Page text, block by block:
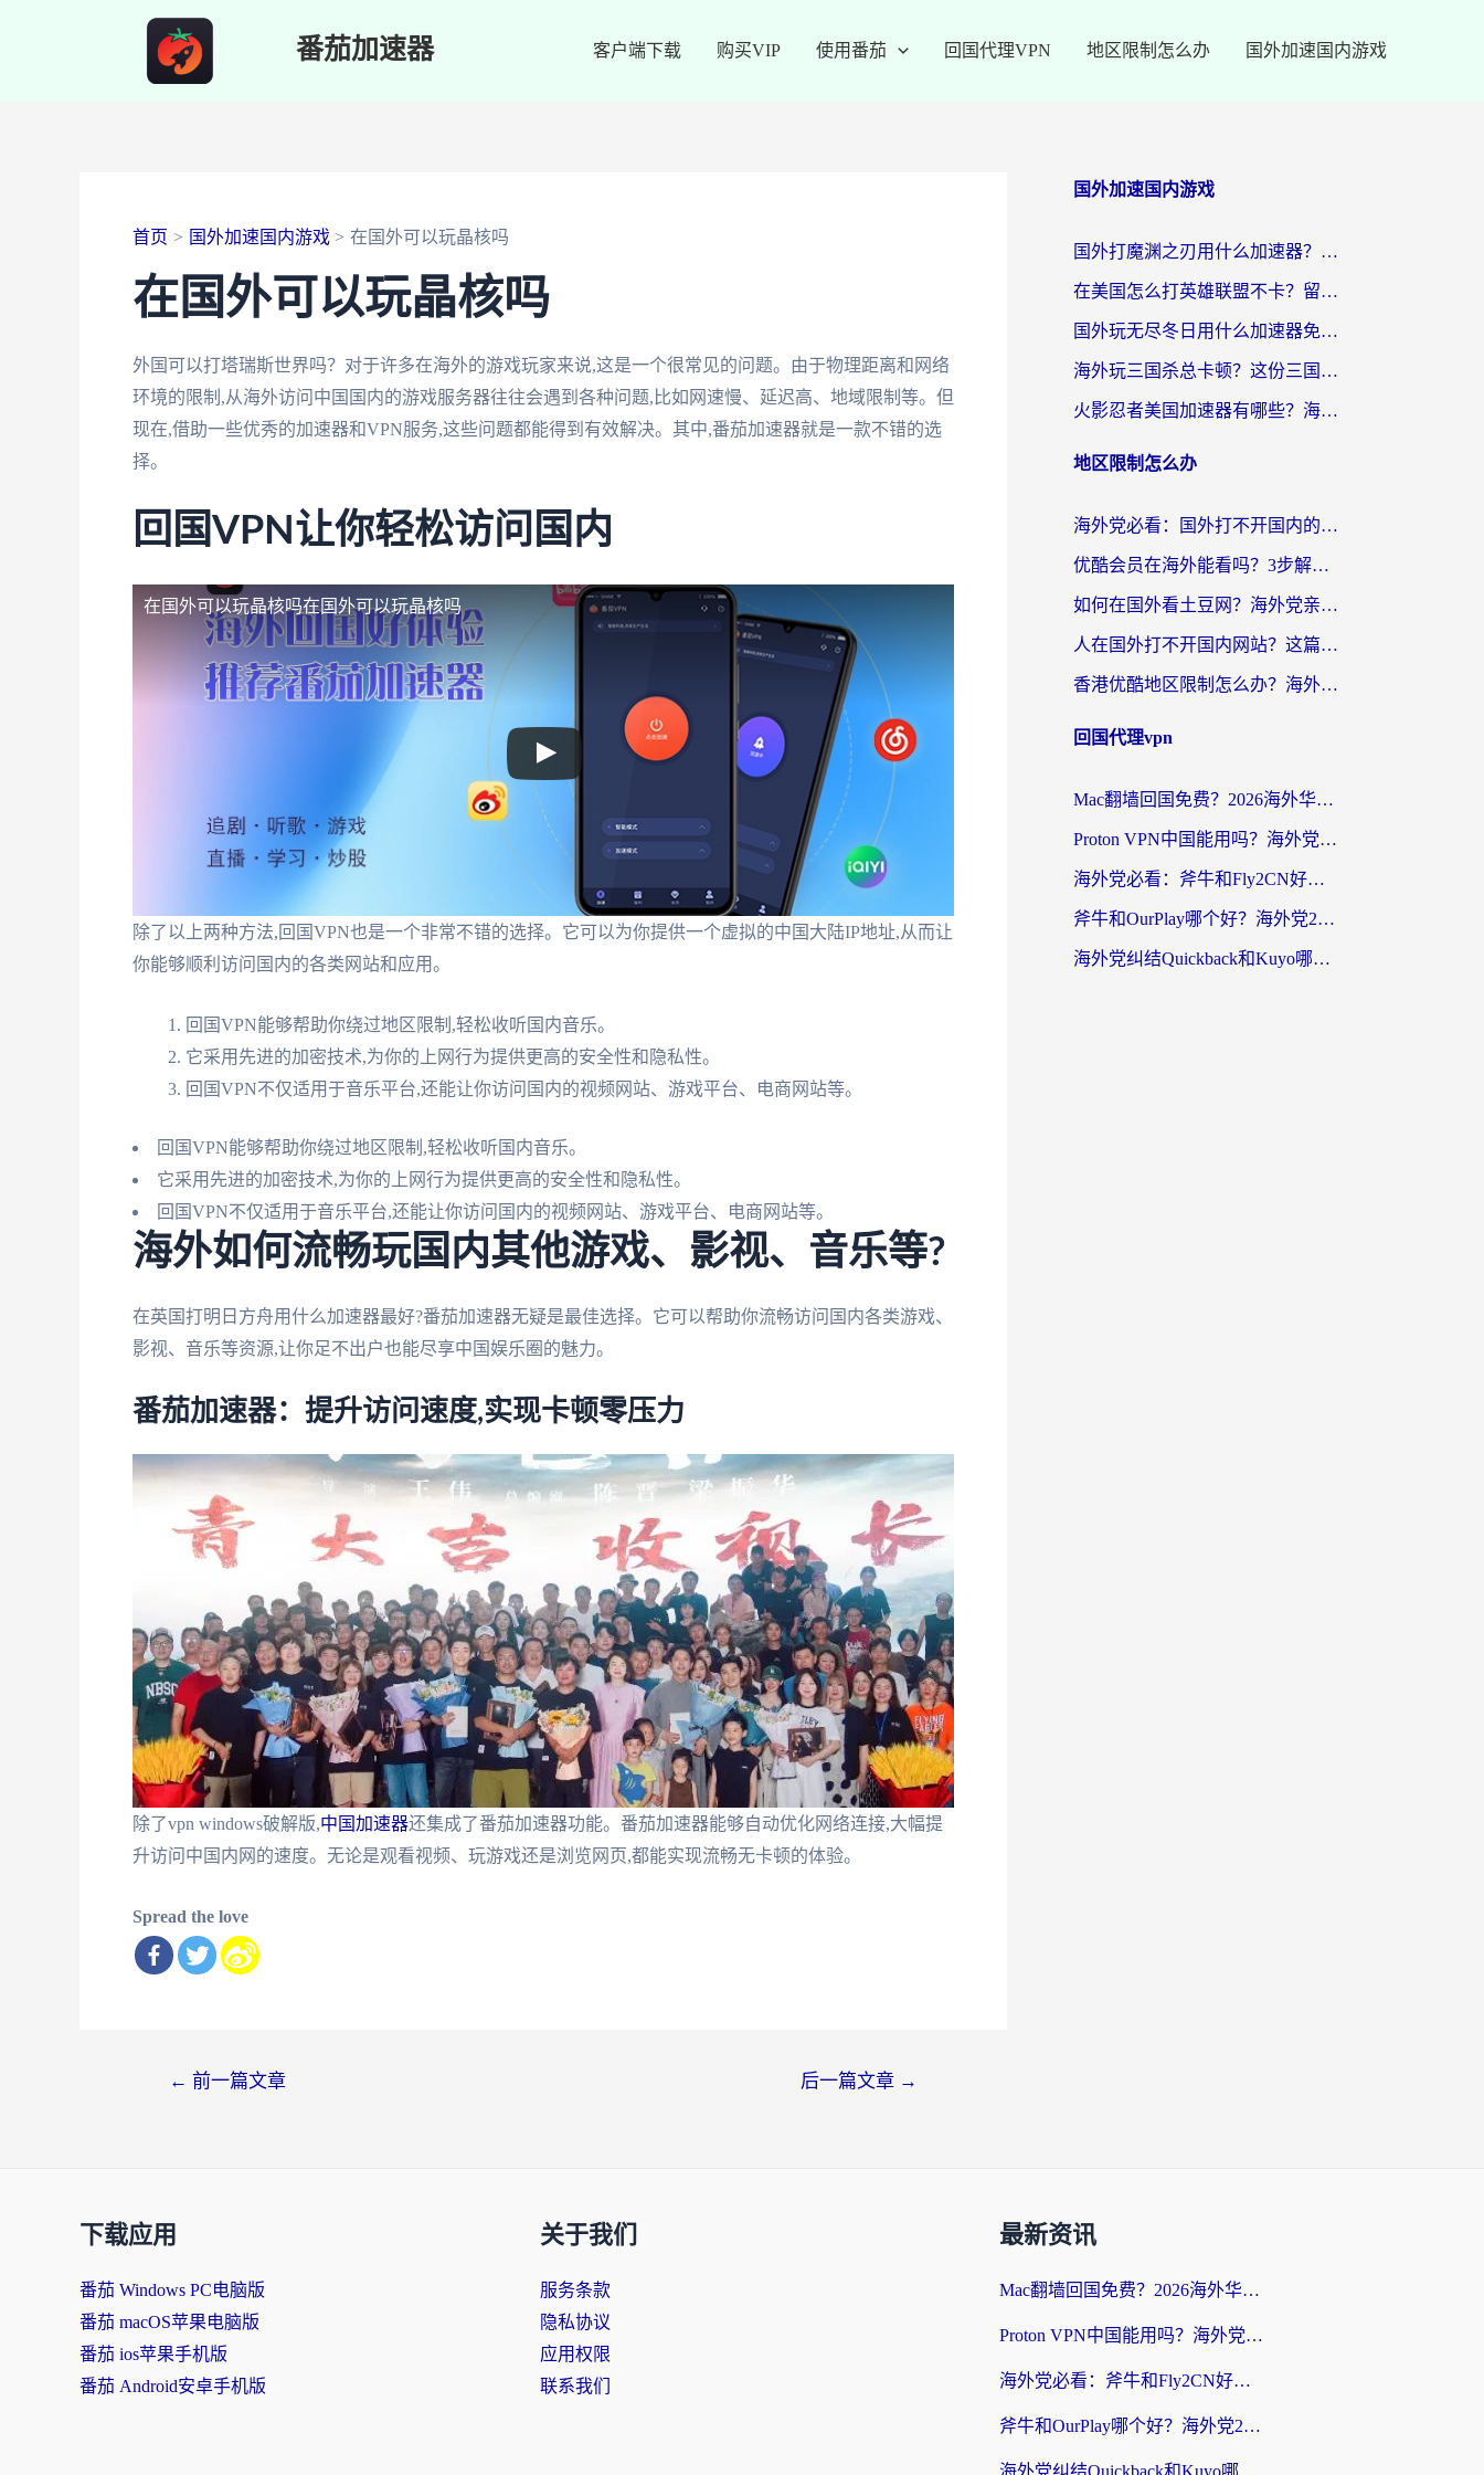
番茄加速器 客户端下载 购买VIP 使用番茄 回国代理VPN 地区限制怎么办 国外加速国内游戏
首页 国外加速国内游戏 在国外可以玩晶核吗
在国外可以玩晶核吗
外国可以打塔瑞斯世界吗？对于许多在海外的游戏玩家来说,这是一个很常见的问题。由于物理距离和网络
环境的限制,从海外访问中国国内的游戏服务器往往会遇到各种问题,比如网速慢、延迟高、地域限制等。但
现在,借助一些优秀的加速器和VPN服务,这些问题都能得到有效解决。其中,番茄加速器就是一款不错的选
择。
回国VPN让你轻松访问国内
在国外可以玩晶核吗在国外可以玩晶核吗
除了以上两种方法,回国VPN也是一个非常不错的选择。它可以为你提供一个虚拟的中国大陆IP地址,从而让
你能够顺利访问国内的各类网站和应用。
回国VPN能够帮助你绕过地区限制,轻松收听国内音乐。
它采用先进的加密技术,为你的上网行为提供更高的安全性和隐私性。
回国VPN不仅适用于音乐平台,还能让你访问国内的视频网站、游戏平台、电商网站等。
回国VPN能够帮助你绕过地区限制,轻松收听国内音乐。
它采用先进的加密技术,为你的上网行为提供更高的安全性和隐私性。
回国VPN不仅适用于音乐平台,还能让你访问国内的视频网站、游戏平台、电商网站等。
海外如何流畅玩国内其他游戏、影视、音乐等?
在英国打明日方舟用什么加速器最好?番茄加速器无疑是最佳选择。它可以帮助你流畅访问国内各类游戏、
影视、音乐等资源,让你足不出户也能尽享中国娱乐圈的魅力。
番茄加速器：提升访问速度,实现卡顿零压力
除了vpn windows破解版,中国加速器还集成了番茄加速器功能。番茄加速器能够自动优化网络连接,大幅提
升访问中国内网的速度。无论是观看视频、玩游戏还是浏览网页,都能实现流畅无卡顿的体验。
Spread the love
← 前一篇文章 后一篇文章 →
国外加速国内游戏
国外打魔渊之刃用什么加速器？2026海外玩家国服游戏加速全攻略（附闪耀暖暖&复苏的魔女避坑指南）
在美国怎么打英雄联盟不卡？留学生亲测的国服游戏加速全攻略
国外玩无尽冬日用什么加速器免费？海外党国服游戏加速避坑指南
海外玩三国杀总卡顿？这份三国杀游戏加速器指南帮你告别延迟烦恼
火影忍者美国加速器有哪些？海外党亲测的国服游戏加速全攻略（含菲律宾玩三国之刃守望黎明技巧）
地区限制怎么办
海外党必看：国外打不开国内的app怎么办？3步解决你的乡愁
优酷会员在海外能看吗？3步解决海外追剧难题，附实测好用加速器推荐
如何在国外看土豆网？海外党亲测有效的追剧加速器选择指南
人在国外打不开国内网站？这篇攻略帮你无缝解锁国内资源（附交管12123使用技巧）
香港优酷地区限制怎么办？海外党亲测有效的追剧解决方案
回国代理vpn
Mac翻墙回国免费？2026海外华人亲测：从CCTV5直播到国内APP，这样选加速器才靠谱
Proton VPN中国能用吗？海外党选回国加速器的避坑指南（附番茄加速器实测）
海外党必看：斧牛和Fly2CN好用吗？3招教你选对回国加速器（附免费试用攻略）
斧牛和OurPlay哪个好？海外党2026亲测：选对加速器，国内资源秒加载
海外党纠结Quickback和Kuyo哪个好？选对回国加速器才能无缝刷国内资源
下载应用
番茄 Windows PC电脑版
番茄 macOS苹果电脑版
番茄 ios苹果手机版
番茄 Android安卓手机版
关于我们
服务条款
隐私协议
应用权限
联系我们
最新资讯
Mac翻墙回国免费？2026海外华人亲测：从CCTV5直播到国内APP，这样选加速器才靠谱
Proton VPN中国能用吗？海外党选回国加速器的避坑指南（附番茄加速器实测）
海外党必看：斧牛和Fly2CN好用吗？3招教你选对回国加速器（附免费试用攻略）
斧牛和OurPlay哪个好？海外党2026亲测：选对加速器，国内资源秒加载